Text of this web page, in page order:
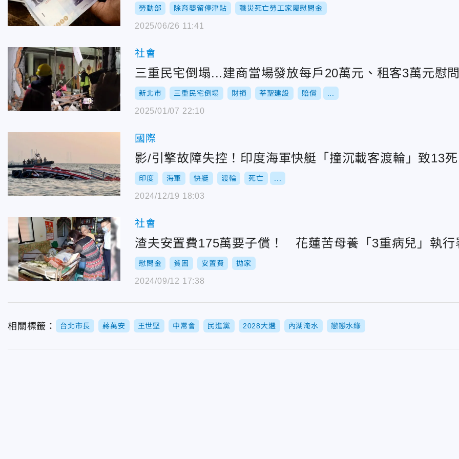
勞動部 除育嬰留停津貼 職災死亡勞工家屬慰問金
2025/06/26 11:41
社會
三重民宅倒塌...建商當場發放每戶20萬元、租客3萬元慰
新北市 三重民宅倒塌 財損 莘聖建設 賠償
2025/01/07 22:10
國際
影/引擎故障失控！印度海軍快艇「撞沉載客渡輪」致13死
印度 海軍 快艇 渡輪 死亡
2024/12/19 18:03
社會
渣夫安置費175萬要子償！ 花蓮苦母養「3重病兒」執行
慰問金 貧困 安置費 拋家
2024/09/12 17:38
相關標籤： 台北市長 蔣萬安 王世堅 中常會 民進黨 2028大選 內湖淹水 戀戀水綠